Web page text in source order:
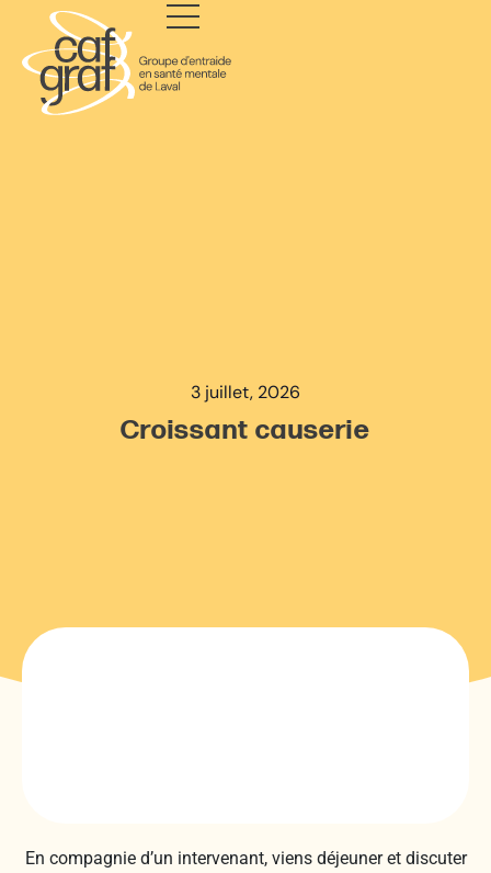
3 juillet, 2026
Croissant causerie
En compagnie d’un intervenant, viens déjeuner et discuter